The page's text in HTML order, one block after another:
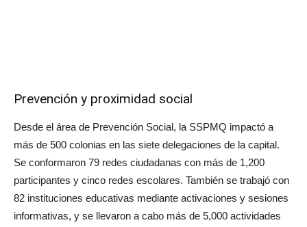
Prevención y proximidad social
Desde el área de Prevención Social, la SSPMQ impactó a
más de 500 colonias en las siete delegaciones de la capital.
Se conformaron 79 redes ciudadanas con más de 1,200
participantes y cinco redes escolares. También se trabajó con
82 instituciones educativas mediante activaciones y sesiones
informativas, y se llevaron a cabo más de 5,000 actividades